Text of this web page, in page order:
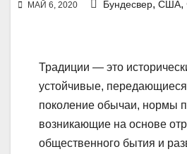
МАЙ 6, 2020 Бундесвер, США,
Традиции — это
устойчивые,
поколение обычаи, нормы
возникающие на основе
общественного бытия и